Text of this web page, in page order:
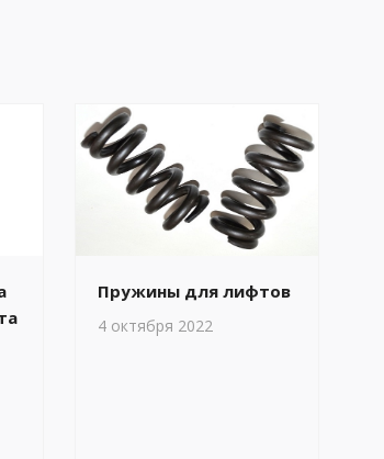
Пружины для лифтов
4 октября 2022